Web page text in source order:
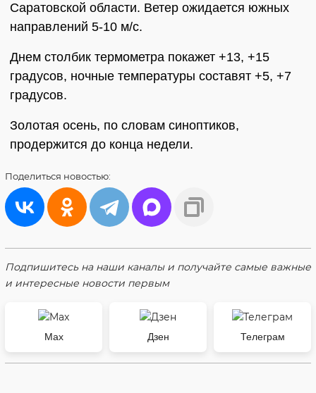
Саратовской области. Ветер ожидается южных
направлений 5-10 м/с.
Днем столбик термометра покажет +13, +15
градусов, ночные температуры составят +5, +7
градусов.
Золотая осень, по словам синоптиков,
продержится до конца недели.
Поделиться новостью:
Подпишитесь на наши каналы и получайте самые важные
и интересные новости первым
Max Дзен Телеграм